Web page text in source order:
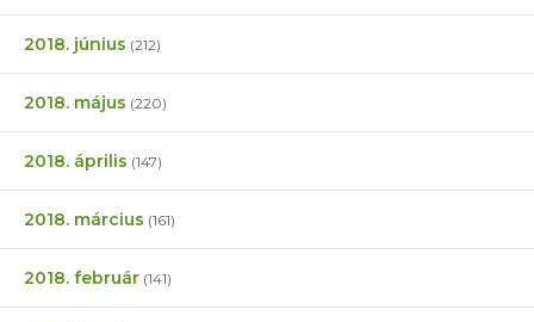
2018. június (212)
2018. május (220)
2018. április (147)
2018. március (161)
2018. február (141)